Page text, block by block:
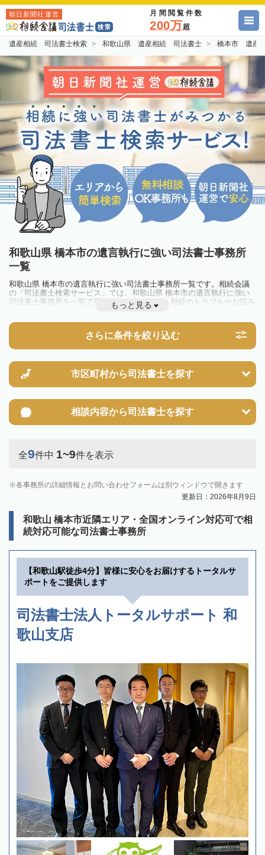
朝日新聞社運営 月間閲覧件数
200万超
遺産相続 司法書士検索 和歌山県 遺産相続 司法書士 橋本市 遺産
和歌山県 橋本市の遺言執行に強い司法書士事務所
一覧
和歌山県 橋本市の遺言執行に強い司法書士事務所一覧です。相続会議
の「司法書士検索サービス」では、和歌山県 橋本市の遺言執行に強い
司法書士事務所を一覧で見ることが出来ます。相続のトラブルやお悩み
を抱えている方は一度近隣の司法書士に相談してみましょう。
もっと見る
さらに条件を絞り込む
市区町村から司法書士を探す
相談内容から司法書士を探す
全9件中 1~9件を表示
各事務所の詳細情報とお問い合わせフォームは別ウィンドウで開きます
更新日：2026年8月9日
和歌山 橋本市近隣エリア・全国オンライン対応可で相
続対応可能な司法書士事務所
【和歌山駅徒歩4分】皆様に安心をお届けするトータルサ
ポートをご提供します
司法書士法人トータルサポート 和
歌山支店